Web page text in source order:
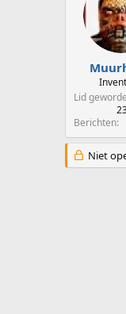
Lid
Berichten
Niet